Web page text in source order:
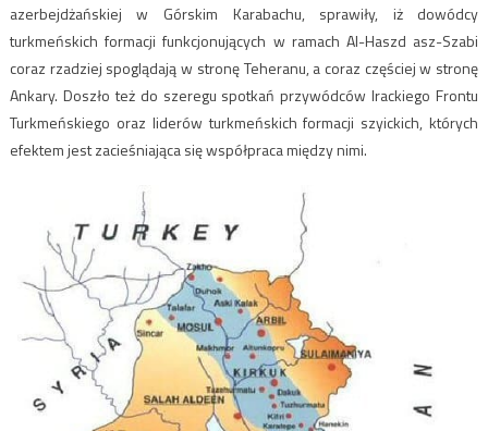
azerbejdżańskiej w Górskim Karabachu, sprawiły, iż dowódcy
turkmeńskich formacji funkcjonujących w ramach Al-Haszd asz-Szabi
coraz rzadziej spoglądają w stronę Teheranu, a coraz częściej w stronę
Ankary. Doszło też do szeregu spotkań przywódców Irackiego Frontu
Turkmeńskiego oraz liderów turkmeńskich formacji szyickich, których
efektem jest zacieśniająca się współpraca między nimi.